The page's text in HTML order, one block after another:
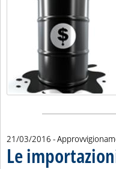
21/03/2016 -
Le